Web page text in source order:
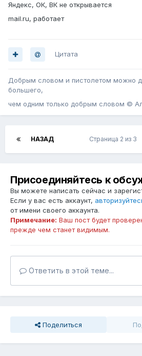
Яндекс, ОК, ВК не открывается
mail.ru, работает
Цитата
Добрым словом и пистолетом можно
большего,
чем одним только добрым словом ©
НАЗАД Страница 2 из 3
Присоединяйтесь к
Вы можете написать сейчас и
Если у вас есть аккаунт,
от имени своего аккаунта.
Примечание: Ваш пост будет
прежде чем станет видимым.
Ответить в этой теме...
Поделиться